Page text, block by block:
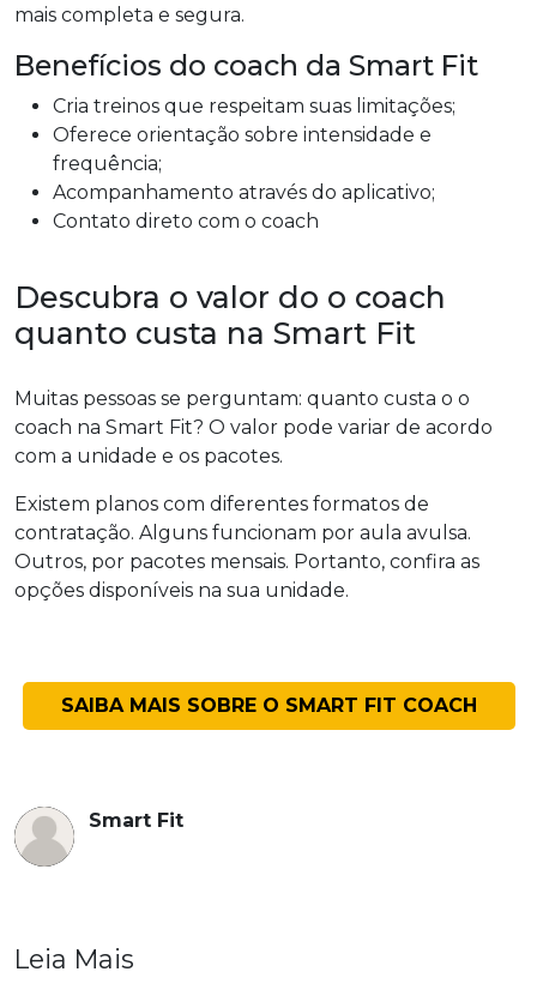
mais completa e segura.
Benefícios do coach da Smart Fit
Cria treinos que respeitam suas limitações;
Oferece orientação sobre intensidade e
frequência;
Acompanhamento através do aplicativo;
Contato direto com o coach
Descubra o valor do o coach
quanto custa na Smart Fit
Muitas pessoas se perguntam: quanto custa o o
coach na Smart Fit? O valor pode variar de acordo
com a unidade e os pacotes.
Existem planos com diferentes formatos de
contratação. Alguns funcionam por aula avulsa.
Outros, por pacotes mensais. Portanto, confira as
opções disponíveis na sua unidade.
SAIBA MAIS SOBRE O SMART FIT COACH
Smart Fit
Leia Mais